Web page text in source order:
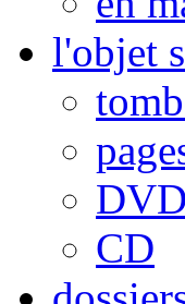
l'objet
DVD
CD